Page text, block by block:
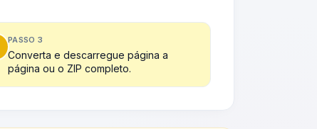
PASSO 3
Converta e descarregue página a
página ou o ZIP completo.